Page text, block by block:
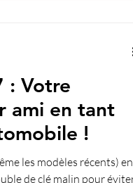
: Votre
ami en tant
!
les modèles récents) en